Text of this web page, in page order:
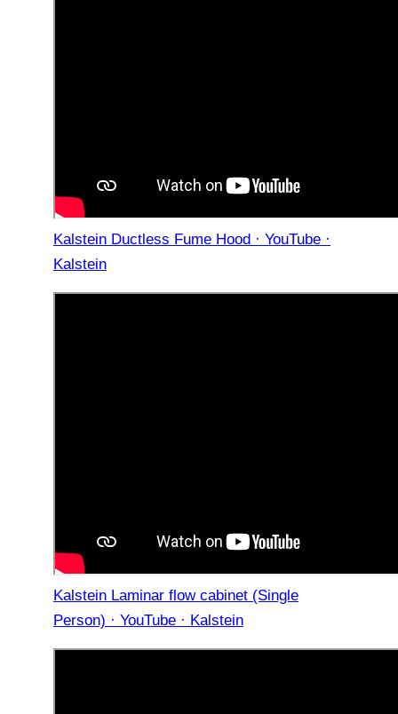
Kalstein Ductless Fume Hood · YouTube ·
Kalstein
Kalstein Laminar flow cabinet (Single
Person) · YouTube · Kalstein